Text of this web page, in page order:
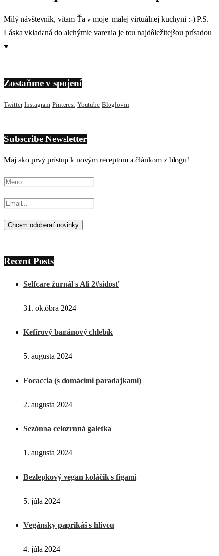
Milý návštevník, vítam Ťa v mojej malej virtuálnej kuchyni :-) P.S.
Láska vkladaná do alchýmie varenia je tou najdôležitejšou prísadou
♥
Zostaňme v spojení
Twitter Instagram Pinterest Youtube Bloglovin
Subscribe Newsletter
Maj ako prvý prístup k novým receptom a článkom z blogu!
Recent Posts
Selfcare žurnál s Ali 2#sidosť
31. októbra 2024
Kefírový banánový chlebík
5. augusta 2024
Focaccia (s domácimi paradajkami)
2. augusta 2024
Sezónna celozrnná galetka
1. augusta 2024
Bezlepkový vegan koláčik s figami
5. júla 2024
Vegánsky paprikáš s hlivou
4. júla 2024